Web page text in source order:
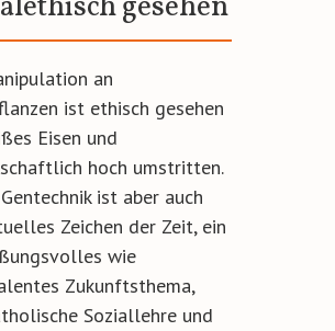
an
ist ethisch gesehen
Eisen und
hoch umstritten.
ist aber auch
Zeichen der Zeit, ein
wie
Zukunftsthema,
Soziallehre und